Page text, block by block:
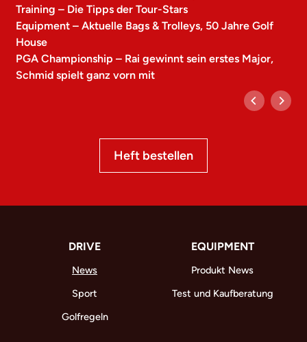
Training – Die Tipps der Tour-Stars
Equipment – Aktuelle Bags & Trolleys, 50 Jahre Golf
House
PGA Championship – Rai gewinnt sein erstes Major,
Schmid spielt ganz vorn mit
Heft bestellen
DRIVE
News
Sport
Golfregeln
EQUIPMENT
Produkt News
Test und Kaufberatung